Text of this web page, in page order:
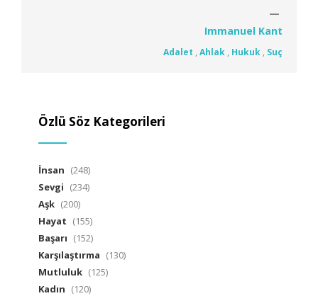
Immanuel Kant
Adalet , Ahlak , Hukuk , Suç
Özlü Söz Kategorileri
İnsan (248)
Sevgi (234)
Aşk (200)
Hayat (155)
Başarı (152)
Karşılaştırma (130)
Mutluluk (125)
Kadın (120)